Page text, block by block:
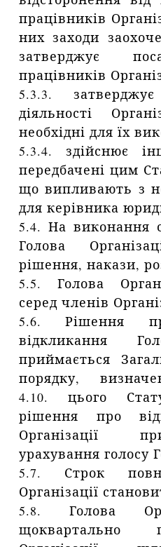
працівників
них заходи
затверджує
працівників
5.3.3.
діяльності
необхідні для їх
5.3.4. здійснює
передбачені цим
що випливають з
для керівника
5.4. На виконання
Голова
рішення, накази,
5.5. Голова
серед членів
5.6. Рішення
відкликання
приймається
порядку,
4.10. цього
рішення про
Організації
урахування голосу
5.7. Строк
Організації
5.8. Голова
щоквартально